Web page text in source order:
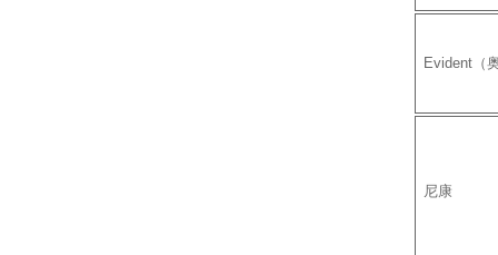
Evident（
尼康